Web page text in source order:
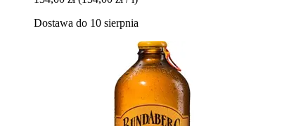
Dostawa do 10 sierpnia